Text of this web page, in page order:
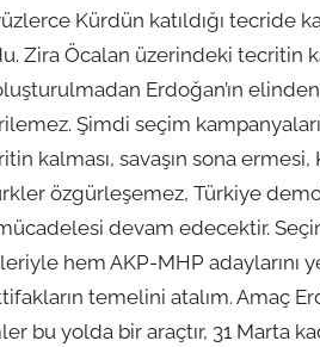
Kürdün katıldığı tecride
Zira Öcalan üzerindeki tecritin
Erdoğan’ın
Şimdi seçim
kalması, savaşın sona
özgürleşemez, Türkiye
devam edecektir.
hem AKP-MHP adaylarını
temelini atalım. Amaç
bu yolda bir araçtır, 31 Marta